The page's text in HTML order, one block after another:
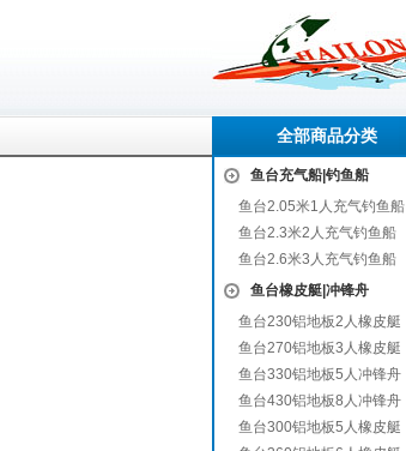
全部商品分类
鱼台充气船|钓鱼船
鱼台2.05米1人充气钓鱼船
鱼台2.3米2人充气钓鱼船
鱼台2.6米3人充气钓鱼船
鱼台橡皮艇|冲锋舟
鱼台230铝地板2人橡皮艇
鱼台270铝地板3人橡皮艇
鱼台330铝地板5人冲锋舟
鱼台430铝地板8人冲锋舟
鱼台300铝地板5人橡皮艇
顺河 青秀 固安